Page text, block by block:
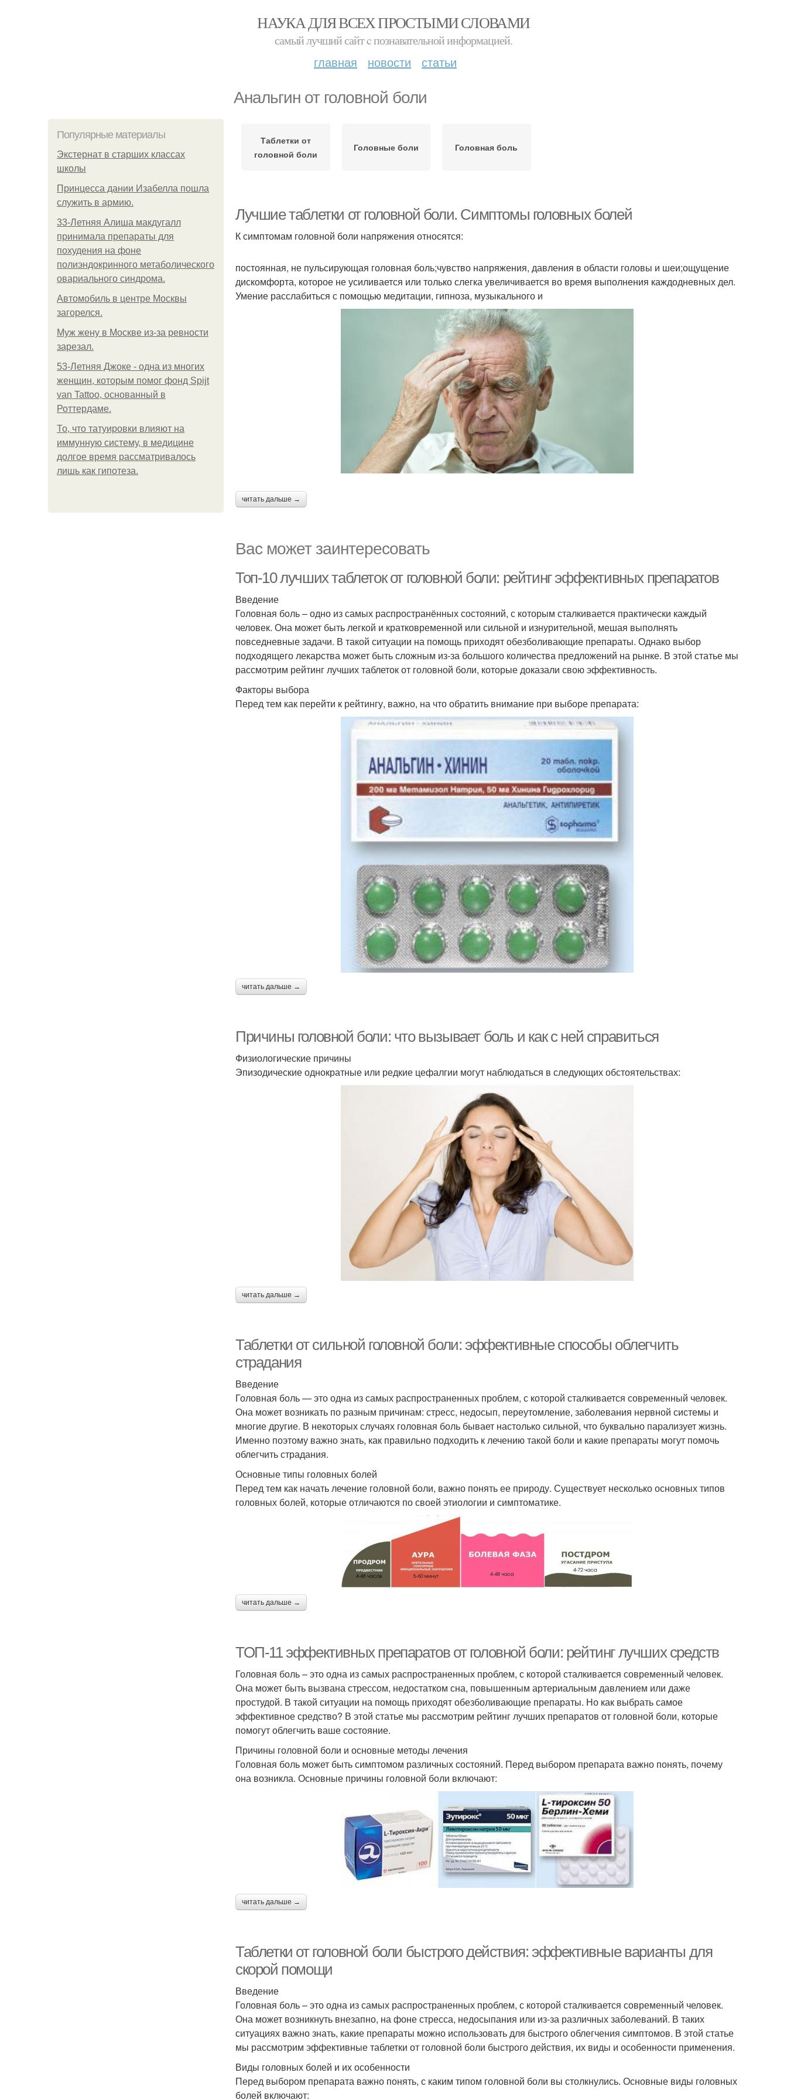
НАУКА ДЛЯ ВСЕХ ПРОСТЫМИ СЛОВАМИ
самый лучший сайт c познавательной информацией.
главная новости статьи
Анальгин от головной боли
Популярные материалы
Экстернат в старших классах
школы
Принцесса дании Изабелла пошла
служить в армию.
33-Летняя Алиша макдугалл
принимала препараты для
похудения на фоне
полиэндокринного метаболического
овариального синдрома.
Автомобиль в центре Москвы
загорелся.
Mуж жену в Москве из-за ревности
зарезал.
53-Летняя Джоке - одна из многих
женщин, которым помог фонд Spijt
van Tattoo, основанный в
Роттердаме.
То, что татуировки влияют на
иммунную систему, в медицине
долгое время рассматривалось
лишь как гипотеза.
Таблетки от
головной боли
Головные боли Головная боль
Лучшие таблетки от головной боли. Симптомы головных болей
К симптомам головной боли напряжения относятся:
постоянная, не пульсирующая головная боль;чувство напряжения, давления в области головы и шеи;ощущение
дискомфорта, которое не усиливается или только слегка увеличивается во время выполнения каждодневных дел.
Умение расслабиться с помощью медитации, гипноза, музыкального и
читать дальше →
Вас может заинтересовать
Топ-10 лучших таблеток от головной боли: рейтинг эффективных препаратов
Введение
Головная боль – одно из самых распространённых состояний, с которым сталкивается практически каждый
человек. Она может быть легкой и кратковременной или сильной и изнурительной, мешая выполнять
повседневные задачи. В такой ситуации на помощь приходят обезболивающие препараты. Однако выбор
подходящего лекарства может быть сложным из-за большого количества предложений на рынке. В этой статье мы
рассмотрим рейтинг лучших таблеток от головной боли, которые доказали свою эффективность.
Факторы выбора
Перед тем как перейти к рейтингу, важно, на что обратить внимание при выборе препарата:
читать дальше →
Причины головной боли: что вызывает боль и как с ней справиться
Физиологические причины
Эпизодические однократные или редкие цефалгии могут наблюдаться в следующих обстоятельствах:
читать дальше →
Таблетки от сильной головной боли: эффективные способы облегчить
страдания
Введение
Головная боль — это одна из самых распространенных проблем, с которой сталкивается современный человек.
Она может возникать по разным причинам: стресс, недосып, переутомление, заболевания нервной системы и
многие другие. В некоторых случаях головная боль бывает настолько сильной, что буквально парализует жизнь.
Именно поэтому важно знать, как правильно подходить к лечению такой боли и какие препараты могут помочь
облегчить страдания.
Основные типы головных болей
Перед тем как начать лечение головной боли, важно понять ее природу. Существует несколько основных типов
головных болей, которые отличаются по своей этиологии и симптоматике.
читать дальше →
ТОП-11 эффективных препаратов от головной боли: рейтинг лучших средств
Головная боль – это одна из самых распространенных проблем, с которой сталкивается современный человек.
Она может быть вызвана стрессом, недостатком сна, повышенным артериальным давлением или даже
простудой. В такой ситуации на помощь приходят обезболивающие препараты. Но как выбрать самое
эффективное средство? В этой статье мы рассмотрим рейтинг лучших препаратов от головной боли, которые
помогут облегчить ваше состояние.
Причины головной боли и основные методы лечения
Головная боль может быть симптомом различных состояний. Перед выбором препарата важно понять, почему
она возникла. Основные причины головной боли включают:
читать дальше →
Таблетки от головной боли быстрого действия: эффективные варианты для
скорой помощи
Введение
Головная боль – это одна из самых распространенных проблем, с которой сталкивается современный человек.
Она может возникнуть внезапно, на фоне стресса, недосыпания или из-за различных заболеваний. В таких
ситуациях важно знать, какие препараты можно использовать для быстрого облегчения симптомов. В этой статье
мы рассмотрим эффективные таблетки от головной боли быстрого действия, их виды и особенности применения.
Виды головных болей и их особенности
Перед выбором препарата важно понять, с каким типом головной боли вы столкнулись. Основные виды головных
болей включают: